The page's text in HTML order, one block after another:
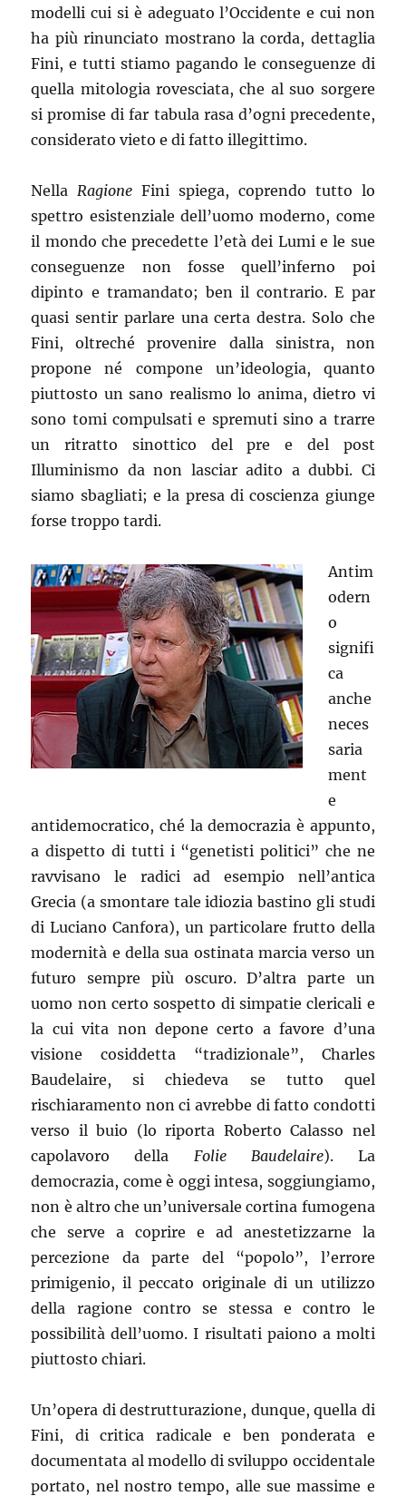
modelli cui si è adeguato l’Occidente e cui non
ha più rinunciato mostrano la corda, dettaglia
Fini, e tutti stiamo pagando le conseguenze di
quella mitologia rovesciata, che al suo sorgere
si promise di far tabula rasa d’ogni precedente,
considerato vieto e di fatto illegittimo.
Nella Ragione Fini spiega, coprendo tutto lo
spettro esistenziale dell’uomo moderno, come
il mondo che precedette l’età dei Lumi e le sue
conseguenze non fosse quell’inferno poi
dipinto e tramandato; ben il contrario. E par
quasi sentir parlare una certa destra. Solo che
Fini, oltreché provenire dalla sinistra, non
propone né compone un’ideologia, quanto
piuttosto un sano realismo lo anima, dietro vi
sono tomi compulsati e spremuti sino a trarre
un ritratto sinottico del pre e del post
Illuminismo da non lasciar adito a dubbi. Ci
siamo sbagliati; e la presa di coscienza giunge
forse troppo tardi.
Antim
odern
o
signifi
ca
anche
neces
saria
ment
e
antidemocratico, ché la democrazia è appunto,
a dispetto di tutti i “genetisti politici” che ne
ravvisano le radici ad esempio nell’antica
Grecia (a smontare tale idiozia bastino gli studi
di Luciano Canfora), un particolare frutto della
modernità e della sua ostinata marcia verso un
futuro sempre più oscuro. D’altra parte un
uomo non certo sospetto di simpatie clericali e
la cui vita non depone certo a favore d’una
visione cosiddetta “tradizionale”, Charles
Baudelaire, si chiedeva se tutto quel
rischiaramento non ci avrebbe di fatto condotti
verso il buio (lo riporta Roberto Calasso nel
capolavoro della Folie Baudelaire). La
democrazia, come è oggi intesa, soggiungiamo,
non è altro che un’universale cortina fumogena
che serve a coprire e ad anestetizzarne la
percezione da parte del “popolo”, l’errore
primigenio, il peccato originale di un utilizzo
della ragione contro se stessa e contro le
possibilità dell’uomo. I risultati paiono a molti
piuttosto chiari.
Un’opera di destrutturazione, dunque, quella di
Fini, di critica radicale e ben ponderata e
documentata al modello di sviluppo occidentale
portato, nel nostro tempo, alle sue massime e